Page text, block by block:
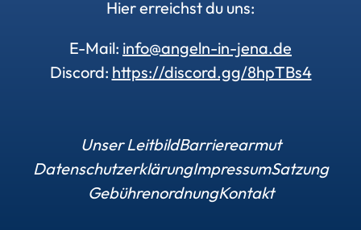
Hier erreichst du uns:
E-Mail: info@angeln-in-jena.de
Discord: https://discord.gg/8hpTBs4
Unser LeitbildBarrierearmut
DatenschutzerklärungImpressumSatzung
GebührenordnungKontakt